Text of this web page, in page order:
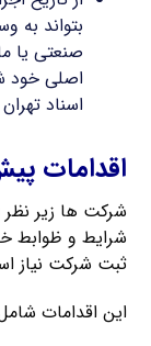
بتواند به
صنعتی یا
اصلی خود
اسناد
اقدامات
شرکت ها زیر نظر
شرایط و ظوابط
ثبت شرکت نیاز
این اقدامات